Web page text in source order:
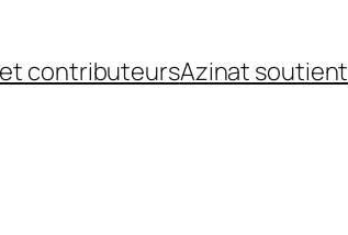
contributeursAzinat soutient